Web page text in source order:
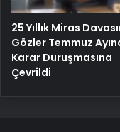
25 Yıllık Miras
Gözler Temmuz
Karar Duruşmasına
Çevrildi